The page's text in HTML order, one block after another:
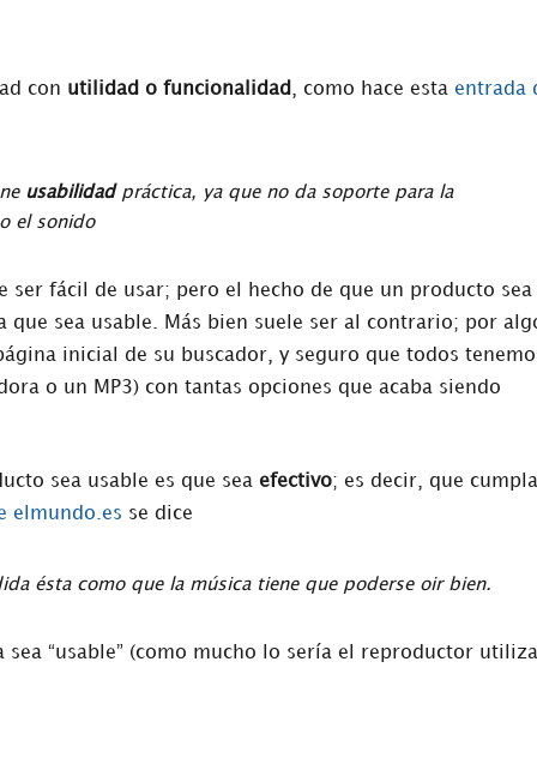
con utilidad o funcionalidad , como hace esta entrada
usabilidadpráctica, ya que no da soporte para la
el sonido
ser fácil de usar; pero el hecho de que un producto sea
que sea usable. Más bien suele ser al contrario; por
inicial de su buscador, y seguro que todos
o un MP3) con tantas opciones que acaba siendo
sea usable es que sea efectivo; es decir, que cumpla
elmundo.es se dice
ésta como que la música tiene que poderse oir bien.
“usable” (como mucho lo sería el reproductor